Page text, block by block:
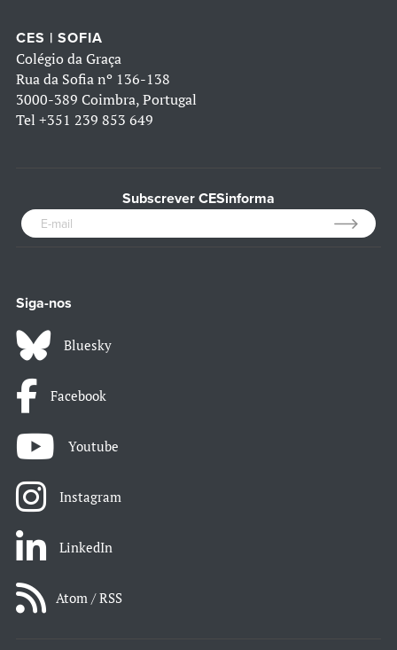
CES | SOFIA
Colégio da Graça
Rua da Sofia nº 136-138
3000-389 Coimbra, Portugal
Tel +351 239 853 649
Subscrever CESinforma
Siga-nos
Bluesky
Facebook
Youtube
Instagram
LinkedIn
Atom / RSS